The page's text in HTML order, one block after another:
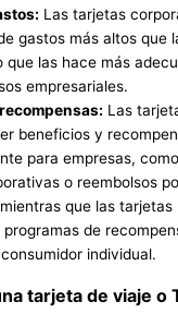
Las tarjetas
gastos más altos que
que las hace más
empresariales.
Las
beneficios y
para empresas,
o reembolsos
que las tarjetas
de
individual.
tarjeta de viaje o